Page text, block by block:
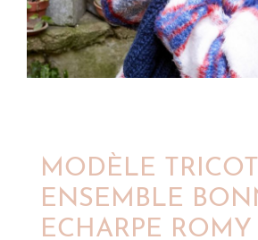
MODÈLE
ENSEMBLE
ECHARPE ROMY